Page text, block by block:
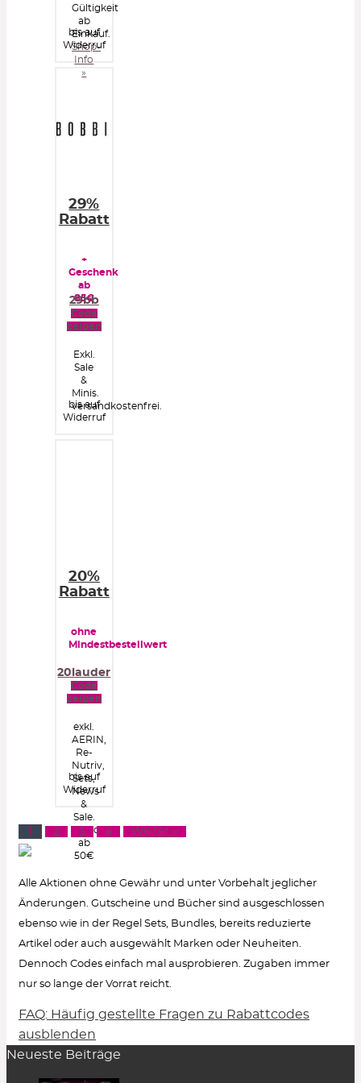
Gültigkeit
ab
Einkauf.
Shop-
Info
»
bis auf
Widerruf
29%
Rabatt
+
Geschenk
ab
85€
29bb
Code
zeigen
Exkl.
Sale
&
Minis.
versandkostenfrei.
bis auf
Widerruf
20%
Rabatt
ohne
Mindestbestellwert
20lauder
Code
zeigen
exkl.
AERIN,
Re-
Nutriv,
Sets,
News
&
Sale.
Portofrei
ab
50€
bis auf
Widerruf
2 3 4 Weiter »
Alle Aktionen ohne Gewähr und unter Vorbehalt jeglicher
Änderungen. Gutscheine und Bücher sind ausgeschlossen
ebenso wie in der Regel Sets, Bundles, bereits reduzierte
Artikel oder auch ausgewählt Marken oder Neuheiten.
Dennoch Codes einfach mal ausprobieren. Zugaben immer
nur so lange der Vorrat reicht.
Wie löse ich einen Rabattcode ein?
Um den Gutschein-Code anzuzeigen, klicke in
FAQ: Häufig gestellte Fragen zu Rabattcodes
ausblenden
Neueste Beiträge